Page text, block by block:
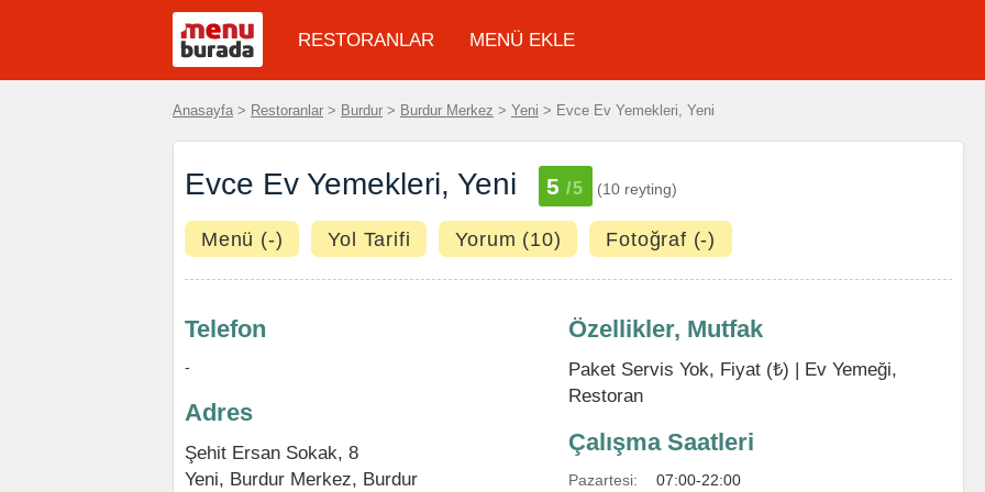
RESTORANLAR MENÜ EKLE
Anasayfa > Restoranlar > Burdur > Burdur Merkez > Yeni > Evce Ev Yemekleri, Yeni
Evce Ev Yemekleri, Yeni 5 /5 (10 reyting)
Menü (-) Yol Tarifi Yorum (10) Fotoğraf (-)
Telefon
-
Adres
Şehit Ersan Sokak, 8
Yeni, Burdur Merkez, Burdur
Özellikler, Mutfak
Paket Servis Yok, Fiyat (₺) | Ev Yemeği,
Restoran
Çalışma Saatleri
Pazartesi:
07:00-22:00